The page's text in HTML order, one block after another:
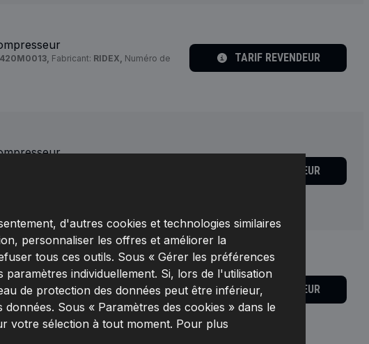
d'autres cookies et technologies similaires
personnaliser les offres et améliorer la
tous ces outils. Sous « Gérer les préférences
individuellement. Si, lors de l'utilisation
de protection des données peut être inférieur,
Sous « Paramètres des cookies » dans le
votre sélection à tout moment. Pour plus
Fabricant: RIDEX, Numéro de
TARIF REVENDEUR
TARIF REVENDEUR
avec joints, Type d'écrou:
/ Info complémentaire 2:avec
boulons,
Numéro de pièce du
TARIF REVENDEUR